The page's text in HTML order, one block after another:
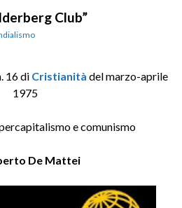
Club”
16 di Cristianità del marzo-aprile
1975
e comunismo
De Mattei